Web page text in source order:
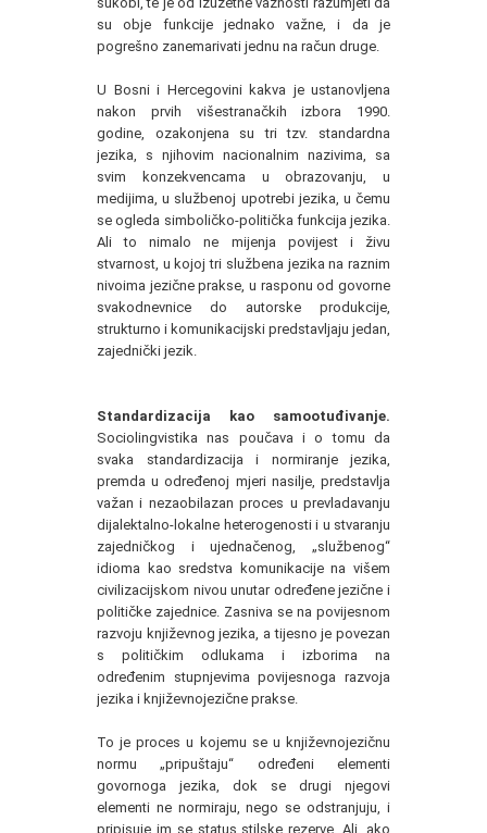
su obje funkcije jednako važne, i da je
pogrešno zanemarivati jednu na račun druge.
U Bosni i Hercegovini kakva je ustanovljena
nakon prvih višestranačkih izbora 1990.
godine, ozakonjena su tri tzv. standardna
jezika, s njihovim nacionalnim nazivima, sa
svim konzekvencama u obrazovanju, u
medijima, u službenoj upotrebi jezika, u čemu
se ogleda simboličko-politička funkcija jezika.
Ali to nimalo ne mijenja povijest i živu
stvarnost, u kojoj tri službena jezika na raznim
nivoima jezične prakse, u rasponu od govorne
svakodnevnice do autorske produkcije,
strukturno i komunikacijski predstavljaju jedan,
zajednički jezik.
Standardizacija kao samootuđivanje.
Sociolingvistika nas poučava i o tomu da
svaka standardizacija i normiranje jezika,
premda u određenoj mjeri nasilje, predstavlja
važan i nezaobilazan proces u prevladavanju
dijalektalno-lokalne heterogenosti i u stvaranju
zajedničkog i ujednačenog, „službenog“
idioma kao sredstva komunikacije na višem
civilizacijskom nivou unutar određene jezične i
političke zajednice. Zasniva se na povijesnom
razvoju književnog jezika, a tijesno je povezan
s političkim odlukama i izborima na
određenim stupnjevima povijesnoga razvoja
jezika i književnojezične prakse.
To je proces u kojemu se u književnojezičnu
normu „pripuštaju“ određeni elementi
govornoga jezika, dok se drugi njegovi
elementi ne normiraju, nego se odstranjuju, i
pripisuje im se status stilske rezerve. Ali, ako